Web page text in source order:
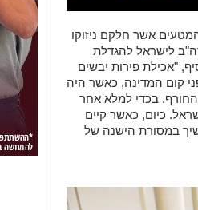
אשר חלקם ניזוקו
לישראל להגדלת
"אכילת פירות יבשים
קום המדינה, כאשר היה
החורף. בכדי למלא אחר
כיום, כאשר קיים
במסורת הישנה של